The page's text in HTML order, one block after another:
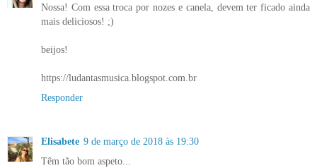
Nossa! Com essa troca por nozes e canela, devem ter ficado ainda
mais deliciosos! ;)
beijos!
https://ludantasmusica.blogspot.com.br
Responder
Elisabete 9 de março de 2018 às 19:30
Têm tão bom aspeto...